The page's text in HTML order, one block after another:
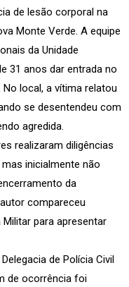
de lesão corporal na
Monte Verde. A equipe
da Unidade
31 anos dar entrada no
local, a vítima relatou
se desentendeu com
agredida.
realizaram diligências
inicialmente não
da
compareceu
para apresentar
de Polícia Civil
de ocorrência foi